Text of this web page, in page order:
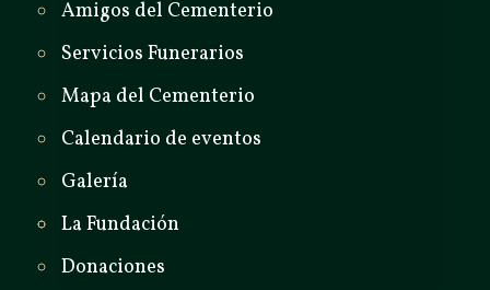
Amigos del Cementerio
Servicios Funerarios
Mapa del Cementerio
Calendario de eventos
Galería
La Fundación
Donaciones